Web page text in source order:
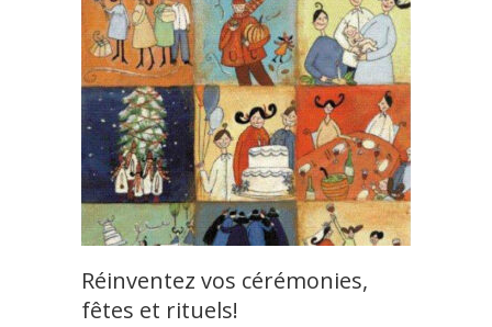
Réinventez vos cérémonies,
fêtes et rituels!